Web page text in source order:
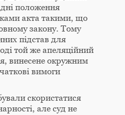
положення
акта такими, що
закону. Тому
підстав для
той же апеляційний
винесене окружним
вимоги
скористатися
але суд не